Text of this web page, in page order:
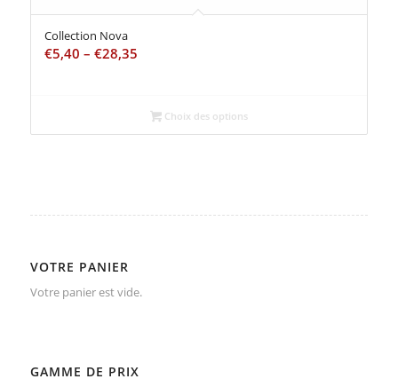
Collection Nova
€5,40 – €28,35
Choix des options
VOTRE PANIER
Votre panier est vide.
GAMME DE PRIX